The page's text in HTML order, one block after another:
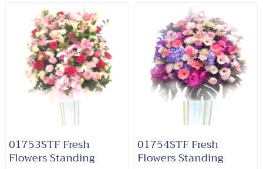
01753STF Fresh
Flowers Standing
01754STF Fresh
Flowers Standing